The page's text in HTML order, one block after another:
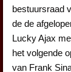
bestuursraad
de de
Lucky Ajax
het volgende
van Frank